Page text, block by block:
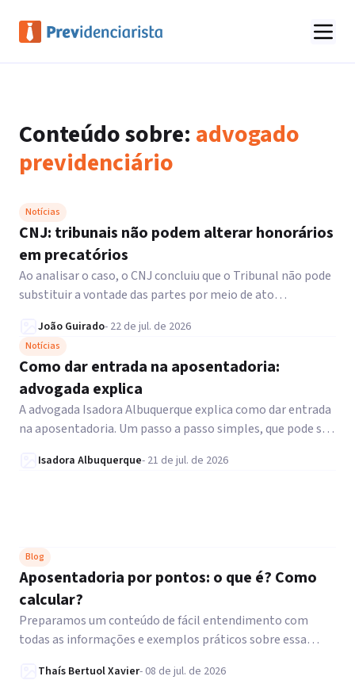
Conteúdo sobre: advogado
previdenciário
Notícias
CNJ: tribunais não podem alterar honorários
em precatórios
Ao analisar o caso, o CNJ concluiu que o Tribunal não pode
substituir a vontade das partes por meio de ato
João Guirado- 22 de jul. de 2026
Notícias
Como dar entrada na aposentadoria:
advogada explica
A advogada Isadora Albuquerque explica como dar entrada
na aposentadoria. Um passo a passo simples, que pode ser
Isadora Albuquerque- 21 de jul. de 2026
Blog
Aposentadoria por pontos: o que é? Como
calcular?
Preparamos um conteúdo de fácil entendimento com
todas as informações e exemplos práticos sobre essa
Thaís Bertuol Xavier- 08 de jul. de 2026